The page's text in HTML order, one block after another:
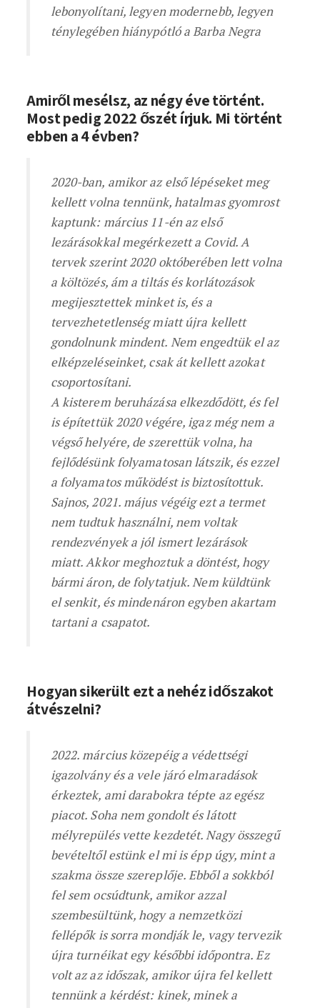
lebonyolítani, legyen modernebb, legyen
ténylegében hiánypótló a Barba Negra
Amiről mesélsz, az négy éve történt.
Most pedig 2022 őszét írjuk. Mi történt
ebben a 4 évben?
2020-ban, amikor az első lépéseket meg
kellett volna tennünk, hatalmas gyomrost
kaptunk: március 11-én az első
lezárásokkal megérkezett a Covid. A
tervek szerint 2020 októberében lett volna
a költözés, ám a tiltás és korlátozások
megijesztettek minket is, és a
tervezhetetlenség miatt újra kellett
gondolnunk mindent. Nem engedtük el az
elképzeléseinket, csak át kellett azokat
csoportosítani.
A kisterem beruházása elkezdődött, és fel
is építettük 2020 végére, igaz még nem a
végső helyére, de szerettük volna, ha
fejlődésünk folyamatosan látszik, és ezzel
a folyamatos működést is biztosítottuk.
Sajnos, 2021. május végéig ezt a termet
nem tudtuk használni, nem voltak
rendezvények a jól ismert lezárások
miatt. Akkor meghoztuk a döntést, hogy
bármi áron, de folytatjuk. Nem küldtünk
el senkit, és mindenáron egyben akartam
tartani a csapatot.
Hogyan sikerült ezt a nehéz időszakot
átvészelni?
2022. március közepéig a védettségi
igazolvány és a vele járó elmaradások
érkeztek, ami darabokra tépte az egész
piacot. Soha nem gondolt és látott
mélyrepülés vette kezdetét. Nagy összegű
bevételtől estünk el mi is épp úgy, mint a
szakma össze szereplője. Ebből a sokkból
fel sem ocsúdtunk, amikor azzal
szembesültünk, hogy a nemzetközi
fellépők is sorra mondják le, vagy tervezik
újra turnéikat egy későbbi időpontra. Ez
volt az az időszak, amikor újra fel kellett
tennünk a kérdést: kinek, minek a